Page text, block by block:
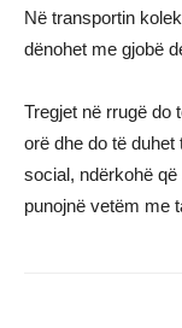
Në transportin
dënohet me gjobë
Tregjet në rrugë do
orë dhe do të
social, ndërkohë
punojnë vetëm me